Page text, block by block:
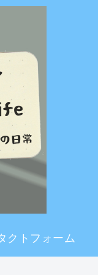
クトフォーム